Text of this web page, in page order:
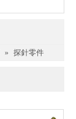
» 探針零件